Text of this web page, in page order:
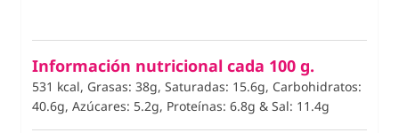
Información nutricional cada 100 g.
531 kcal, Grasas: 38g, Saturadas: 15.6g, Carbohidratos:
40.6g, Azúcares: 5.2g, Proteínas: 6.8g & Sal: 11.4g